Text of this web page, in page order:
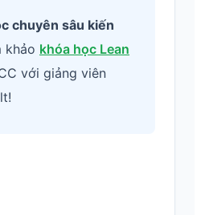
chuyên sâu kiến
khảo khóa học Lean
với giảng viên